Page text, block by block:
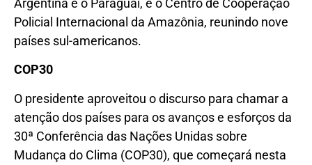
Argentina e o Paraguai, e o Centro de Cooperação
Policial Internacional da Amazônia, reunindo nove
países sul-americanos.
COP30
O presidente aproveitou o discurso para chamar a
atenção dos países para os avanços e esforços da
30ª Conferência das Nações Unidas sobre
Mudança do Clima (COP30), que começará nesta